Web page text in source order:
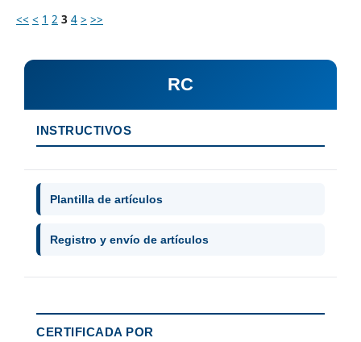
<< < 1 2 3 4 > >>
RC
INSTRUCTIVOS
Plantilla de artículos
Registro y envío de artículos
CERTIFICADA POR